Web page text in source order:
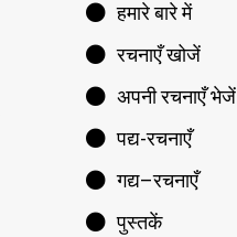
हमारे बारे में
रचनाएँ खोजें
अपनी रचनाएँ भेजें
पद्य-रचनाएँ
गद्य–रचनाएँ
पुस्तकें